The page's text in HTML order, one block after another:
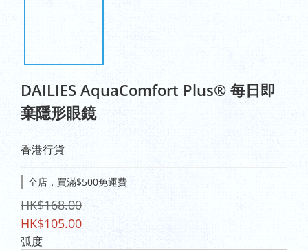
DAILIES AquaComfort Plus® 每日即
棄隱形眼鏡
香港行貨
全店，買滿$500免運費
HK$168.00
HK$105.00
弧度